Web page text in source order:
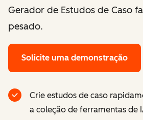
Gerador de Estudos de Caso
pesado.
Solicite uma demonstração
Crie estudos de caso
a coleção de ferramentas de